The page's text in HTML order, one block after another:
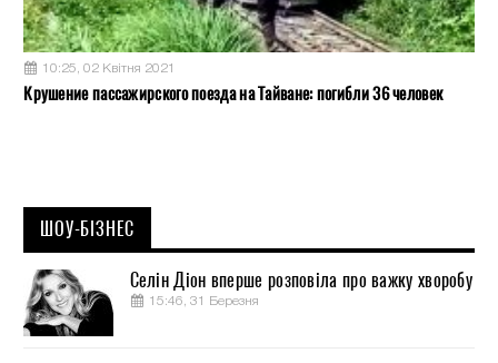
10:25, 02 Квітня 2021
Крушение пассажирского поезда на Тайване: погибли 36 человек
ШОУ-БІЗНЕС
Селін Діон вперше розповіла про важку хворобу
15:46, 31 Березня